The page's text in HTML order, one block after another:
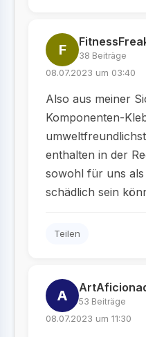
F 38 Beiträge
08.07.2023 um 03:40
Also aus meiner
Komponenten-
enthalten in der
sowohl für uns
schädlich sein
Teilen
A 53 Beiträge
08.07.2023 um 11:30